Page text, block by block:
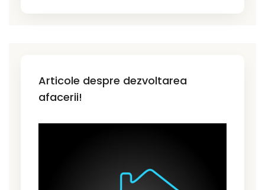
Articole despre dezvoltarea
afacerii!